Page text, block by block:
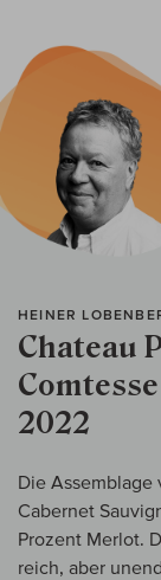
HEINER
Chateau
2022
Die
Cabernet
Prozent Merlot.
reich, aber